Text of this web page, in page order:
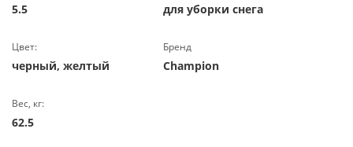
5.5 для уборки снега
Цвет:
черный, желтый
Бренд
Champion
Вес, кг:
62.5